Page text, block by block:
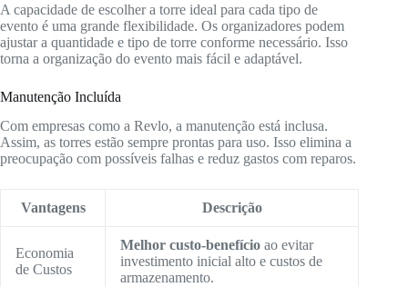
A capacidade de escolher a torre ideal para cada tipo de
evento é uma grande flexibilidade. Os organizadores podem
ajustar a quantidade e tipo de torre conforme necessário. Isso
torna a organização do evento mais fácil e adaptável.
Manutenção Incluída
Com empresas como a Revlo, a manutenção está inclusa.
Assim, as torres estão sempre prontas para uso. Isso elimina a
preocupação com possíveis falhas e reduz gastos com reparos.
Vantagens Descrição
Economia
de Custos
Melhor custo-benefício ao evitar
investimento inicial alto e custos de
armazenamento.